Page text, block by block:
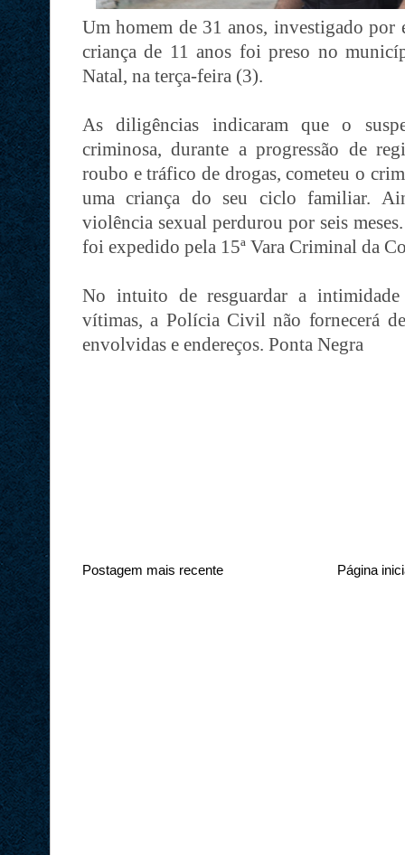
Um homem de 31 anos, investigado por
criança de 11 anos foi preso no
Natal, na terça-feira (3).
As diligências indicaram que o
criminosa, durante a progressão de
roubo e tráfico de drogas, cometeu o
uma criança do seu ciclo familiar.
violência sexual perdurou por seis
foi expedido pela 15ª Vara Criminal da
No intuito de resguardar a
vítimas, a Polícia Civil não fornecerá
envolvidas e endereços. Ponta Negra
Postagem mais recente Página